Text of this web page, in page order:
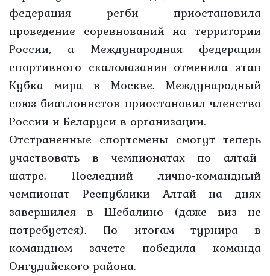
федерация регби приостановила
проведение соревнований на территории
России, а Международная федерация
спортивного скалолазания отменила этап
Кубка мира в Москве. Международный
союз биатлонистов приостановил членство
России и Беларуси в организации.
Отстраненные спортсмены смогут теперь
участвовать в чемпионатах по алтай-
шатре. Последний лично-командный
чемпионат Республики Алтай на днях
завершился в Шебалино (даже виз не
потребуется). По итогам турнира в
командном зачете победила команда
Онгудайского района.